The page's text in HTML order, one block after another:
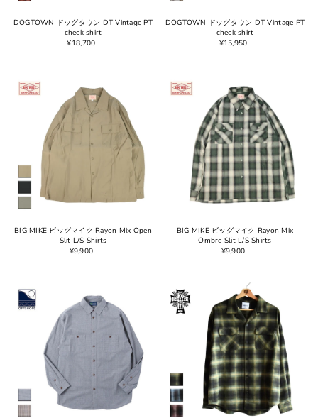
DOGTOWN ドッグタウン DT Vintage PT
check shirt
¥18,700
DOGTOWN ドッグタウン DT Vintage PT
check shirt
¥15,950
BIG MIKE ビッグマイク Rayon Mix Open
Slit L/S Shirts
¥9,900
BIG MIKE ビッグマイク Rayon Mix
Ombre Slit L/S Shirts
¥9,900